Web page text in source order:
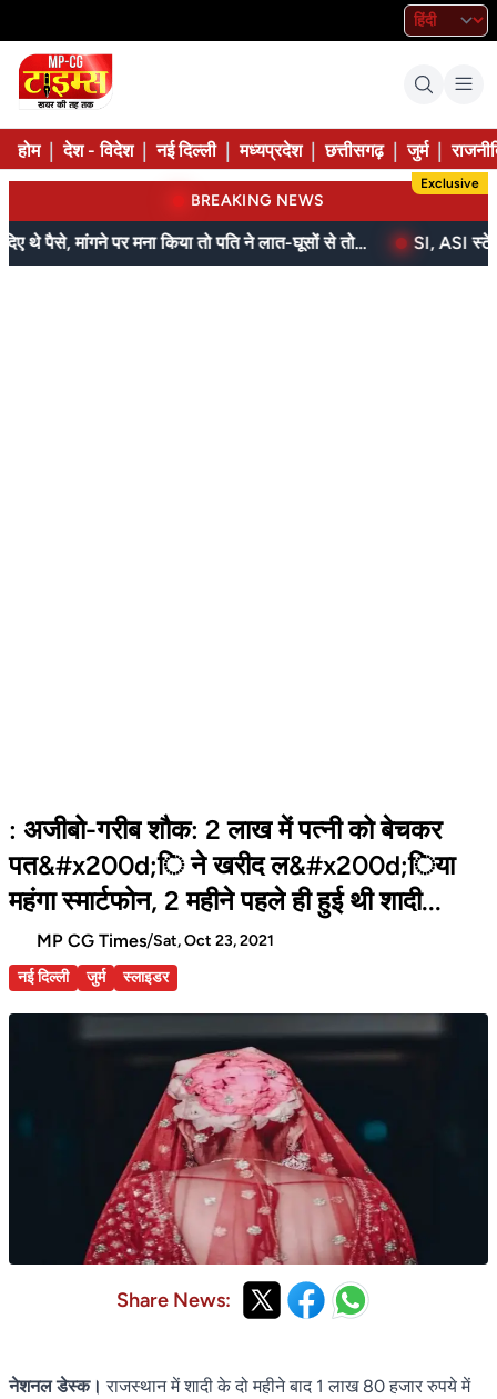
होम देश - विदेश नई दिल्ली मध्यप्रदेश छत्तीसगढ़ जुर्म
BREAKING NEWS
Exclusive
बेटे ने मां को दिए थे पैसे, मांगने पर मना किया तो पति ने लात-घूसों से तोड़ी तिल्ली; गिरफ्तार
: अजीबो-गरीब शौक: 2 लाख में पत्नी को बेचकर
पत&#x200d;ि ने खरीद ल&#x200d;िया
महंगा स्मार्टफोन, 2 महीने पहले ही हुई थी शादी...
MP CG Times/Sat, Oct 23, 2021
नई दिल्ली
जुर्म स्लाइडर
Share News:
नेशनल डेस्क। राजस्थान में शादी के दो महीने बाद 1 लाख 80 हजार रुपये में